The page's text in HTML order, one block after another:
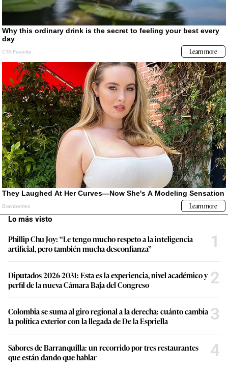
Lo más visto
Phillip Chu Joy: “Le tengo mucho respeto a la inteligencia
artificial, pero también mucha desconfianza”
1
Diputados 2026-2031: Esta es la experiencia, nivel académico y
perfil de la nueva Cámara Baja del Congreso
2
Colombia se suma al giro regional a la derecha: cuánto cambia
la política exterior con la llegada de De la Espriella
3
Sabores de Barranquilla: un recorrido por tres restaurantes
que están dando que hablar
4